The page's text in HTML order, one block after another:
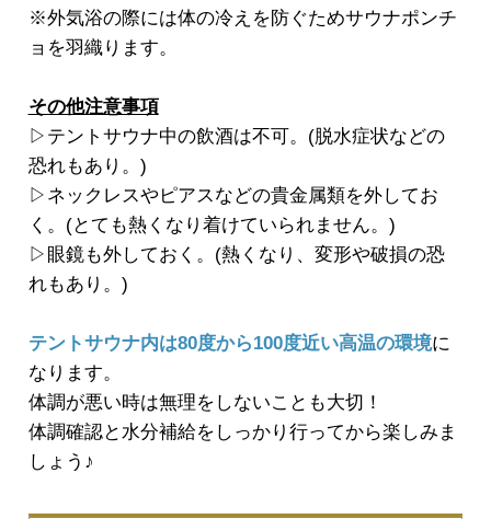
※外気浴の際には体の冷えを防ぐためサウナポンチ
ョを羽織ります。
その他注意事項
▷テントサウナ中の飲酒は不可。(脱水症状などの
恐れもあり。)
▷ネックレスやピアスなどの貴金属類を外してお
く。(とても熱くなり着けていられません。)
▷眼鏡も外しておく。(熱くなり、変形や破損の恐
れもあり。)
テントサウナ内は80度から100度近い高温の環境に
なります。
体調が悪い時は無理をしないことも大切！
体調確認と水分補給をしっかり行ってから楽しみま
しょう♪